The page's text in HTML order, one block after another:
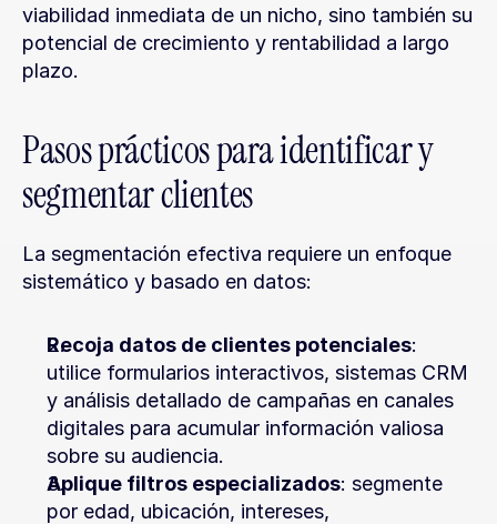
viabilidad inmediata de un nicho, sino también su
potencial de crecimiento y rentabilidad a largo
plazo.
Pasos prácticos para identificar y
segmentar clientes
La segmentación efectiva requiere un enfoque
sistemático y basado en datos:
Recoja datos de clientes potenciales:
utilice formularios interactivos, sistemas CRM
y análisis detallado de campañas en canales
digitales para acumular información valiosa
sobre su audiencia.
Aplique filtros especializados: segmente
por edad, ubicación, intereses,